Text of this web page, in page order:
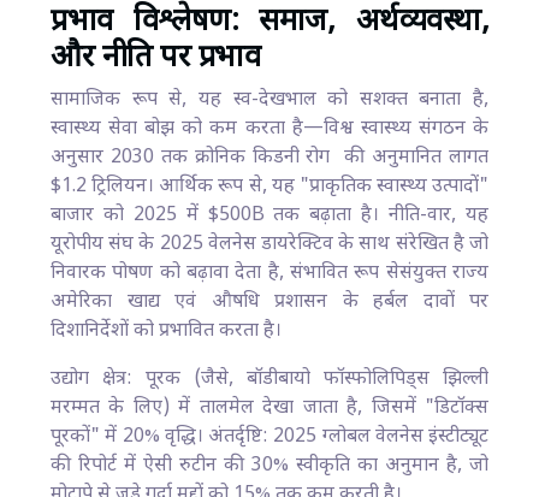
प्रभाव विश्लेषण: समाज, अर्थव्यवस्था,
और नीति पर प्रभाव
सामाजिक रूप से, यह स्व-देखभाल को सशक्त बनाता है,
स्वास्थ्य सेवा बोझ को कम करता है—विश्व स्वास्थ्य संगठन के
अनुसार 2030 तक क्रोनिक किडनी रोग की अनुमानित लागत
$1.2 ट्रिलियन। आर्थिक रूप से, यह "प्राकृतिक स्वास्थ्य उत्पादों"
बाजार को 2025 में $500B तक बढ़ाता है। नीति-वार, यह
यूरोपीय संघ के 2025 वेलनेस डायरेक्टिव के साथ संरेखित है जो
निवारक पोषण को बढ़ावा देता है, संभावित रूप सेसंयुक्त राज्य
अमेरिका खाद्य एवं औषधि प्रशासन के हर्बल दावों पर
दिशानिर्देशों को प्रभावित करता है।
उद्योग क्षेत्र: पूरक (जैसे, बॉडीबायो फॉस्फोलिपिड्स झिल्ली
मरम्मत के लिए) में तालमेल देखा जाता है, जिसमें "डिटॉक्स
पूरकों" में 20% वृद्धि। अंतर्दृष्टि: 2025 ग्लोबल वेलनेस इंस्टीट्यूट
की रिपोर्ट में ऐसी रुटीन की 30% स्वीकृति का अनुमान है, जो